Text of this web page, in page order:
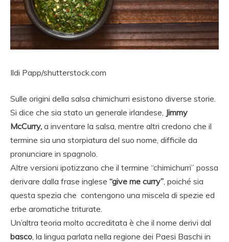
Ildi Papp/shutterstock.com
Sulle origini della salsa chimichurri esistono diverse storie.
Si dice che sia stato un generale irlandese, Jimmy
McCurry, a inventare la salsa, mentre altri credono che il
termine sia una storpiatura del suo nome, difficile da
pronunciare in spagnolo.
Altre versioni ipotizzano che il termine “chimichurri” possa
derivare dalla frase inglese “give me curry” , poiché sia
questa spezia che contengono una miscela di spezie ed
erbe aromatiche triturate.
Un’altra teoria molto accreditata è che il nome derivi dal
basco , la lingua parlata nella regione dei Paesi Baschi in